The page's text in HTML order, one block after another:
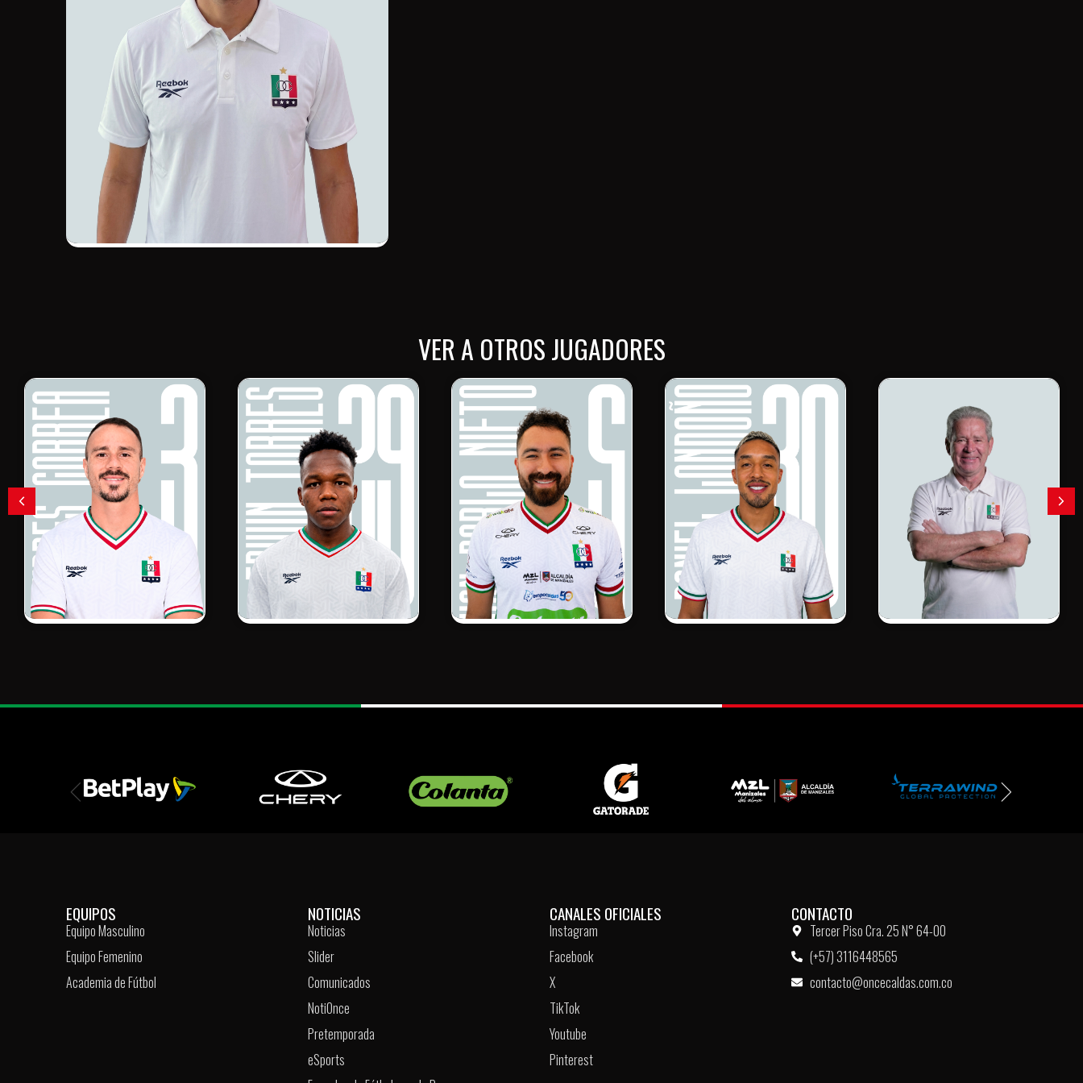
VER A OTROS JUGADORES
EQUIPOS
Equipo Masculino
Equipo Femenino
Academia de Fútbol
NOTICIAS
Noticias
Slider
Comunicados
NotiOnce
Pretemporada
eSports
CANALES OFICIALES
Instagram
Facebook
X
TikTok
Youtube
Pinterest
CONTACTO
Tercer Piso Cra. 25 N° 64-00
(+57) 3116448565
contacto@oncecaldas.com.co